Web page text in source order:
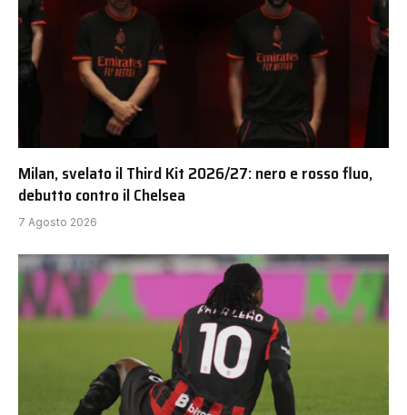
Milan, svelato il Third Kit 2026/27: nero e rosso fluo,
debutto contro il Chelsea
7 Agosto 2026